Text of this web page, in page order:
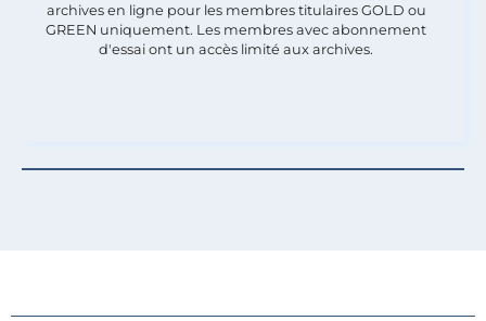
archives en ligne pour les membres titulaires GOLD ou
GREEN uniquement. Les membres avec abonnement
d'essai ont un accès limité aux archives.